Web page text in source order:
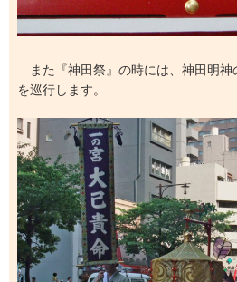
また『神田祭』の時には、神田明神
を巡行します。